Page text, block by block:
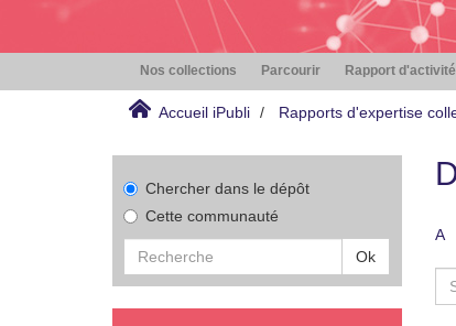
Nos collections Parcourir Rapport d'activité
Accueil iPubli Rapports d'expertise
Chercher dans le dépôt
Cette communauté
Ok
A